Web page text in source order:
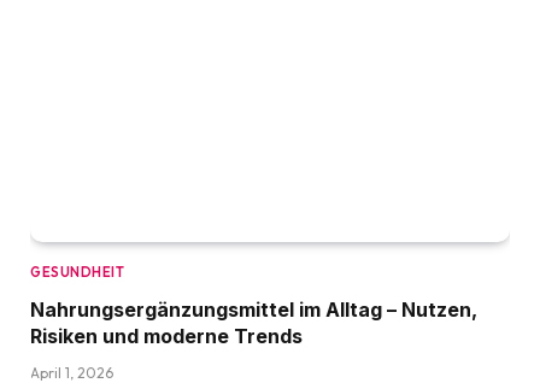
GESUNDHEIT
Nahrungsergänzungsmittel im Alltag – Nutzen,
Risiken und moderne Trends
April 1, 2026